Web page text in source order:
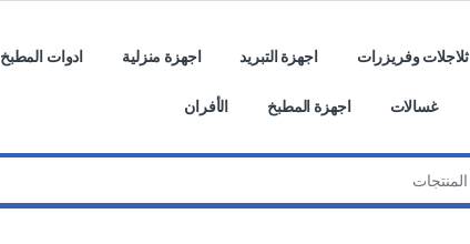
ثلاجلات وفريزرات اجهزة التبريد اجهزة منزلية ادوات المطبخ
غسالات اجهزة المطبخ الأفران